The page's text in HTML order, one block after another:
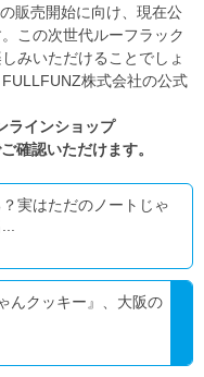
販売開始に向け、現在公
この次世代ルーフラック
みいただけることでしょ
株式会社の公式
インショップ
認いただけます。
実はただのノートじゃ
んクッキー』、大阪の